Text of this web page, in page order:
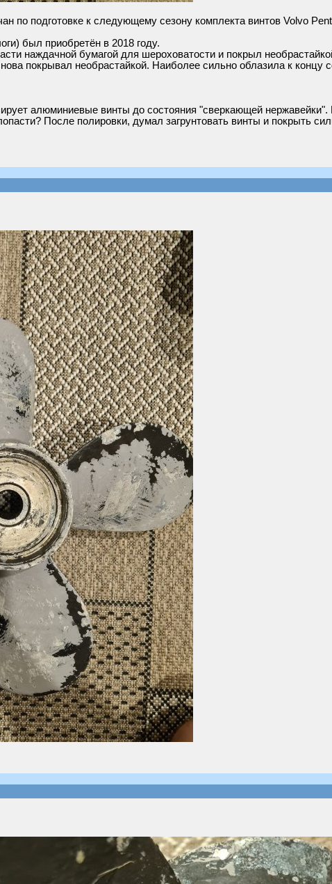
по подготовке к следующему сезону комплекта винтов Volvo
был приобретён в 2018 году.
наждачной бумагой для шероховатости и покрыл
покрывал необрастайкой. Наиболее сильно облазила к концу
алюминиевые винты до состояния "сверкающей
После полировки, думал загрунтовать винты и покрыть